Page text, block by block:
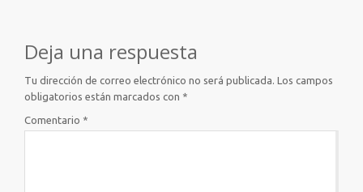
Deja una respuesta
Tu dirección de correo electrónico no será publicada. Los campos
obligatorios están marcados con *
Comentario *